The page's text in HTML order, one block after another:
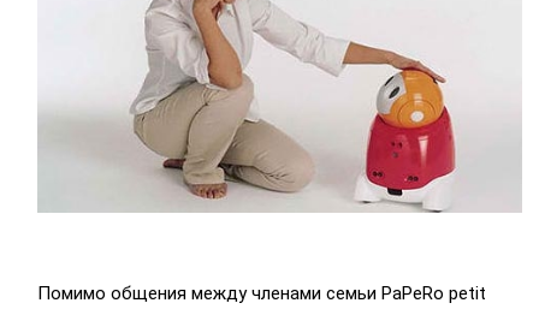
Помимо общения между членами семьи PaPeRo petit